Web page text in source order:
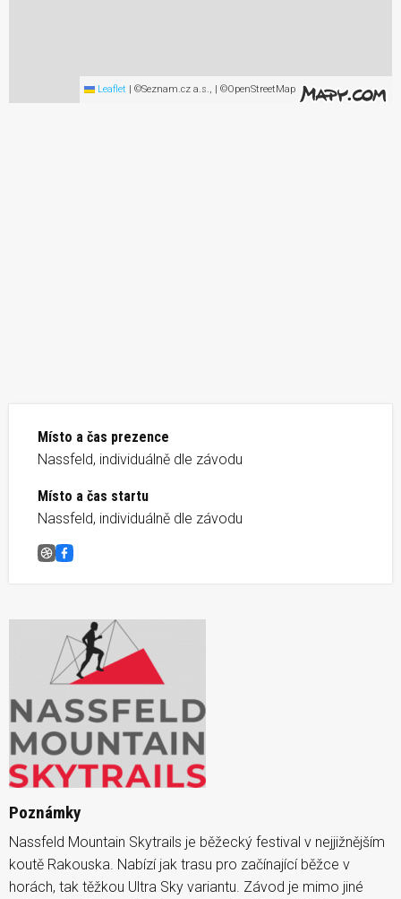
Leaflet | ©Seznam.cz a.s., | ©OpenStreetMap
Místo a čas prezence
Nassfeld, individuálně dle závodu
Místo a čas startu
Nassfeld, individuálně dle závodu
NASSFELD MOUNTAIN SKYTRAILS
Facebook
Poznámky
Nassfeld Mountain Skytrails je běžecký festival v nejjižnějším
koutě Rakouska. Nabízí jak trasu pro začínající běžce v
horách, tak těžkou Ultra Sky variantu. Závod je mimo jiné